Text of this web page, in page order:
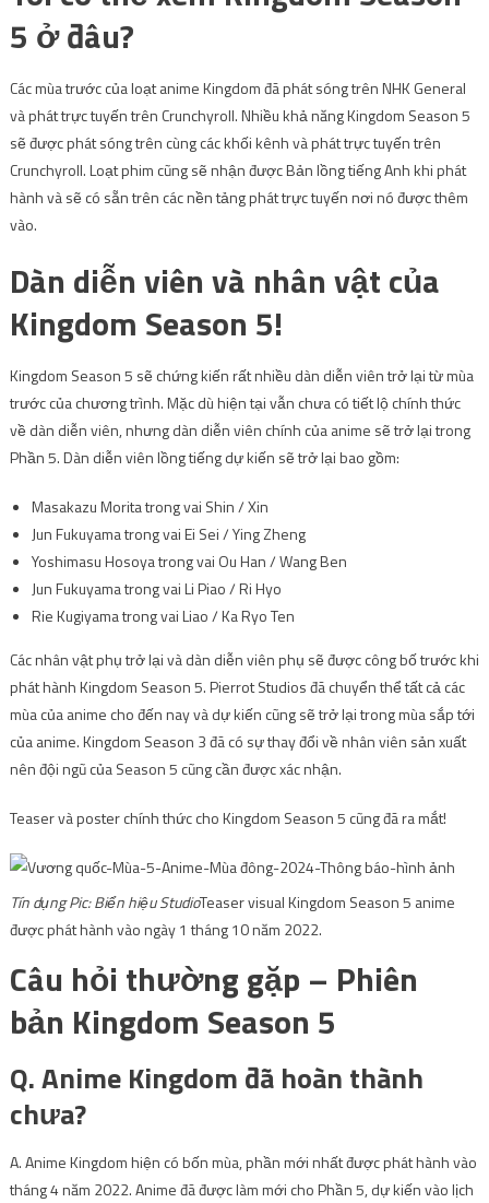
5 ở đâu?
Các mùa trước của loạt anime Kingdom đã phát sóng trên NHK General
và phát trực tuyến trên Crunchyroll. Nhiều khả năng Kingdom Season 5
sẽ được phát sóng trên cùng các khối kênh và phát trực tuyến trên
Crunchyroll. Loạt phim cũng sẽ nhận được Bản lồng tiếng Anh khi phát
hành và sẽ có sẵn trên các nền tảng phát trực tuyến nơi nó được thêm
vào.
Dàn diễn viên và nhân vật của
Kingdom Season 5!
Kingdom Season 5 sẽ chứng kiến ​​rất nhiều dàn diễn viên trở lại từ mùa
trước của chương trình. Mặc dù hiện tại vẫn chưa có tiết lộ chính thức
về dàn diễn viên, nhưng dàn diễn viên chính của anime sẽ trở lại trong
Phần 5. Dàn diễn viên lồng tiếng dự kiến ​​sẽ trở lại bao gồm:
Masakazu Morita trong vai Shin / Xin
Jun Fukuyama trong vai Ei Sei / Ying Zheng
Yoshimasu Hosoya trong vai Ou Han / Wang Ben
Jun Fukuyama trong vai Li Piao / Ri Hyo
Rie Kugiyama trong vai Liao / Ka Ryo Ten
Các nhân vật phụ trở lại và dàn diễn viên phụ sẽ được công bố trước khi
phát hành Kingdom Season 5. Pierrot Studios đã chuyển thể tất cả các
mùa của anime cho đến nay và dự kiến ​​cũng sẽ trở lại trong mùa sắp tới
của anime. Kingdom Season 3 đã có sự thay đổi về nhân viên sản xuất
nên đội ngũ của Season 5 cũng cần được xác nhận.
Teaser và poster chính thức cho Kingdom Season 5 cũng đã ra mắt!
Tín dụng Pic: Biển hiệu StudioTeaser visual Kingdom Season 5 anime
được phát hành vào ngày 1 tháng 10 năm 2022.
Câu hỏi thường gặp – Phiên
bản Kingdom Season 5
Q. Anime Kingdom đã hoàn thành
chưa?
A. Anime Kingdom hiện có bốn mùa, phần mới nhất được phát hành vào
tháng 4 năm 2022. Anime đã được làm mới cho Phần 5, dự kiến ​​vào lịch